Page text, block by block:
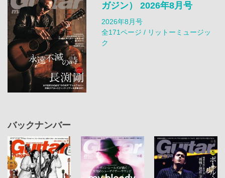
ガジン） 2026年8月号
2026年8月号
全171ページ / リットーミュージッ
ク
バックナンバー